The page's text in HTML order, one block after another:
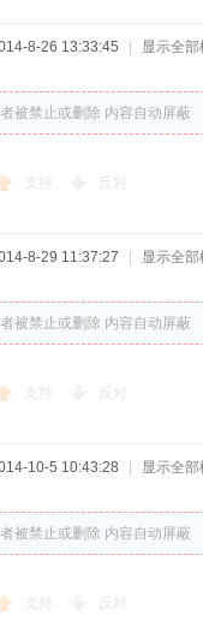
8-26 13:33:45 显示全部
被禁止或删除 内容自动屏蔽
支持 反对
8-29 11:37:27 显示全部
被禁止或删除 内容自动屏蔽
支持 反对
10-5 10:43:28 显示全部
被禁止或删除 内容自动屏蔽
支持 反对